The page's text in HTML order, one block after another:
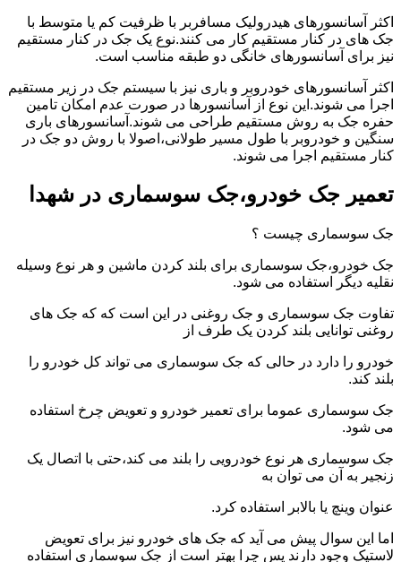
اکثر آسانسورهای هیدرولیک مسافربر با ظرفیت کم یا متوسط با
جک های در کنار مستقیم کار می کنند.نوع یک جک در کنار مستقیم
نیز برای آسانسورهای خانگی دو طبقه مناسب است.
اکثر آسانسورهای خودروبر و باری نیز با سیستم جک در زیر مستقیم
اجرا می شوند.این نوع از آسانسورها در صورت عدم امکان تامین
حفره جک به روش مستقیم طراحی می شوند.آسانسورهای باری
سنگین و خودروبر با طول مسیر طولانی،اصولا با روش دو جک در
کنار مستقیم اجرا می شوند.
تعمیر جک خودرو،جک سوسماری در شهدا
جک سوسماری چیست ؟
جک خودرو،جک سوسماری برای بلند کردن ماشین و هر نوع وسیله
نقلیه دیگر استفاده می شود.
تفاوت جک سوسماری و جک روغنی در این است که که جک های
روغنی توانایی بلند کردن یک طرف از
خودرو را دارد در حالی که جک سوسماری می تواند کل خودرو را
بلند کند.
جک سوسماری عموما برای تعمیر خودرو و تعویض چرخ استفاده
می شود.
جک سوسماری هر نوع خودرویی را بلند می کند،حتی با اتصال یک
زنجیر به آن می توان به
عنوان وینچ یا بالابر استفاده کرد.
اما این سوال پیش می آید که جک های خودرو نیز برای تعویض
لاستیک وجود دارند پس چرا بهتر است از جک سوسماری استفاده